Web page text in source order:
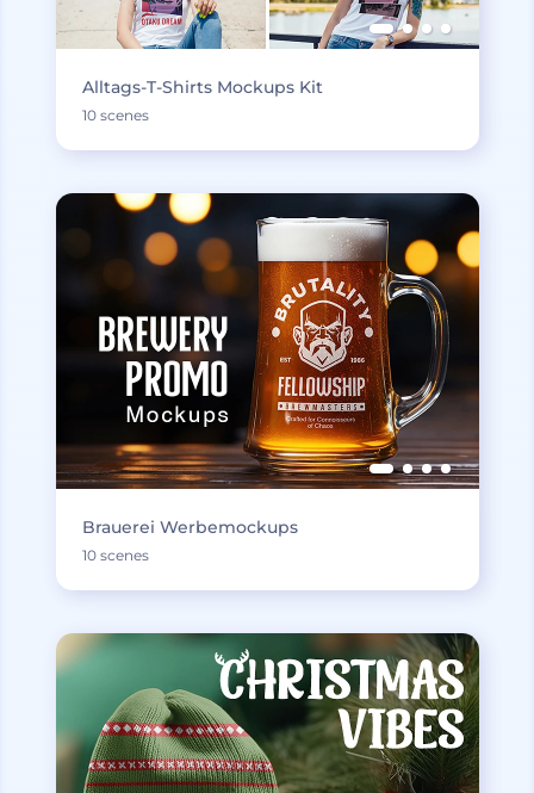
Alltags-T-Shirts Mockups Kit
10 scenes
Brauerei Werbemockups
10 scenes